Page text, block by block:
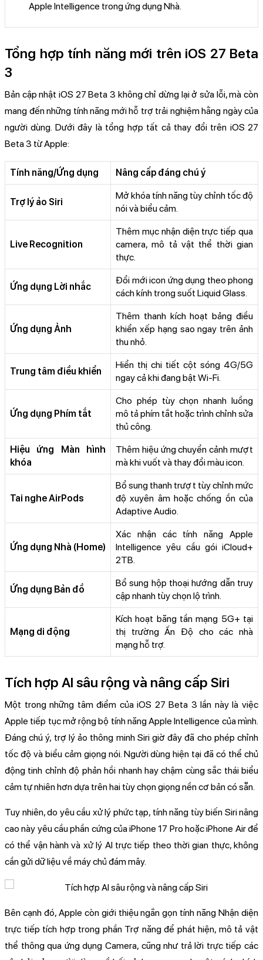
Apple Intelligence trong ứng dụng Nhà.
Tổng hợp tính năng mới trên iOS 27 Beta
3
Bản cập nhật iOS 27 Beta 3 không chỉ dừng lại ở sửa lỗi, mà còn
mang đến những tính năng mới hỗ trợ trải nghiệm hằng ngày của
người dùng. Dưới đây là tổng hợp tất cả thay đổi trên iOS 27
Beta 3 từ Apple:
Tính năng/Ứng dụng Nâng cấp đáng chú ý
Trợ lý ảo Siri
Mở khóa tính năng tùy chỉnh tốc độ
nói và biểu cảm.
Live Recognition
Thêm mục nhận diện trực tiếp qua
camera, mô tả vật thể thời gian
thực.
Ứng dụng Lời nhắc
Đổi mới icon ứng dụng theo phong
cách kính trong suốt Liquid Glass.
Ứng dụng Ảnh
Thêm thanh kích hoạt bảng điều
khiển xếp hạng sao ngay trên ảnh
thu nhỏ.
Trung tâm điều khiển
Hiển thị chi tiết cột sóng 4G/5G
ngay cả khi đang bật Wi-Fi.
Ứng dụng Phím tắt
Cho phép tùy chọn nhanh luồng
mô tả phím tắt hoặc trình chỉnh sửa
thủ công.
Hiệu ứng Màn hình
khóa
Thêm hiệu ứng chuyển cảnh mượt
mà khi vuốt và thay đổi màu icon.
Tai nghe AirPods
Bổ sung thanh trượt tùy chỉnh mức
độ xuyên âm hoặc chống ồn của
Adaptive Audio.
Ứng dụng Nhà (Home)
Xác nhận các tính năng Apple
Intelligence yêu cầu gói iCloud+
2TB.
Ứng dụng Bản đồ
Bổ sung hộp thoại hướng dẫn truy
cập nhanh tùy chọn lộ trình.
Mạng di động
Kích hoạt băng tần mạng 5G+ tại
thị trường Ấn Độ cho các nhà
mạng hỗ trợ.
Tích hợp AI sâu rộng và nâng cấp Siri
Một trong những tâm điểm của iOS 27 Beta 3 lần này là việc
Apple tiếp tục mở rộng bộ tính năng Apple Intelligence của mình.
Đáng chú ý, trợ lý ảo thông minh Siri giờ đây đã cho phép chỉnh
tốc độ và biểu cảm giọng nói. Người dùng hiện tại đã có thể chủ
động tinh chỉnh độ phản hồi nhanh hay chậm cùng sắc thái biểu
cảm tự nhiên hơn dựa trên hai tùy chọn giọng nền cơ bản có sẵn.
Tuy nhiên, do yêu cầu xử lý phức tạp, tính năng tùy biến Siri nâng
cao này yêu cầu phần cứng của iPhone 17 Pro hoặc iPhone Air để
có thể vận hành và xử lý AI trực tiếp theo thời gian thực, không
cần gửi dữ liệu về máy chủ đám mây.
Bên cạnh đó, Apple còn giới thiệu ngắn gọn tính năng Nhận diện
trực tiếp tích hợp trong phần Trợ năng để phát hiện, mô tả vật
thể thông qua ứng dụng Camera, cũng như trả lời trực tiếp các